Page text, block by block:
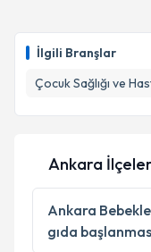
İlgili Branşlar
Çocuk Sağlığı ve
almanız için bir
E-posta
Kişisel
Metni'ni
kapsamda
Ankara
Ankara
gıda